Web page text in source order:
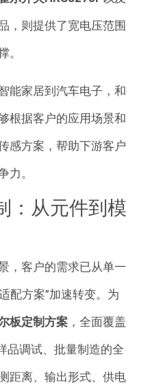
，则提供了宽电压范围
。
能家居到汽车电子，和
根据客户的应用场景和
感方案，帮助下游客户
力。
：从元件到模
，客户的需求已从单一
配方案”加速转变。为
板定制方案 ，全面覆盖
品调试、批量制造的全
距离、输出形式、供电